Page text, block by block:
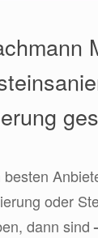
oder
dann sind